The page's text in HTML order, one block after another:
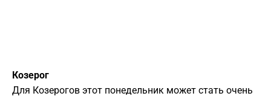
Козерог
Для Козерогов этот понедельник может стать очень